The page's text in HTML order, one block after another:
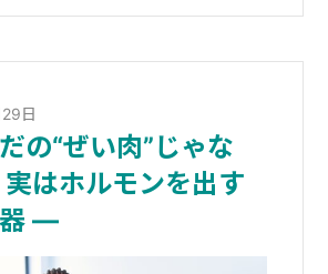
日
の“ぜい肉”じゃな
はホルモンを出す
器 ―